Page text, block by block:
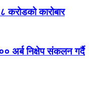
कारोबार
अर्ब निक्षेप संकलन गर्दै